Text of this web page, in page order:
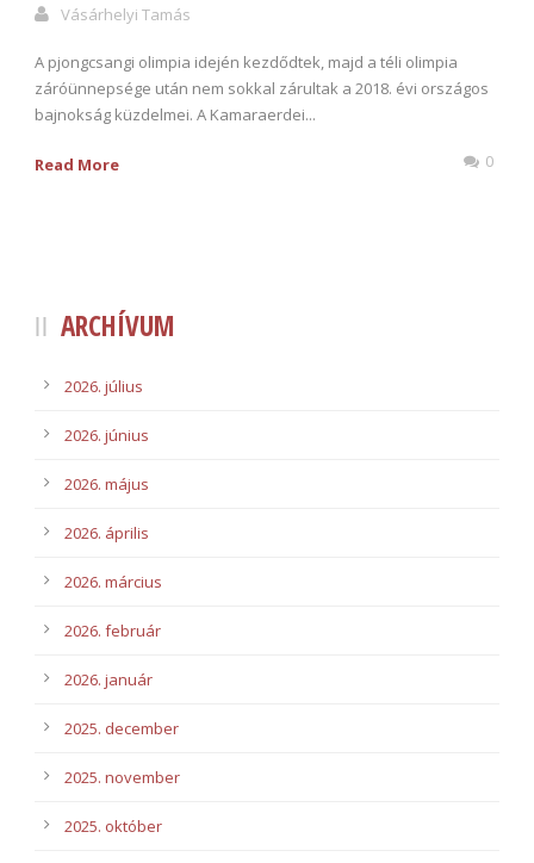
Vásárhelyi Tamás
A pjongcsangi olimpia idején kezdődtek, majd a téli olimpia
záróünnepsége után nem sokkal zárultak a 2018. évi országos
bajnokság küzdelmei. A Kamaraerdei...
Read More 0
ARCHÍVUM
2026. július
2026. június
2026. május
2026. április
2026. március
2026. február
2026. január
2025. december
2025. november
2025. október